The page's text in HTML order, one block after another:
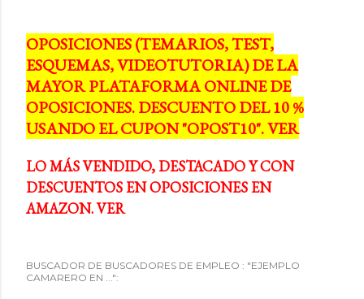
OPOSICIONES (TEMARIOS, TEST,
ESQUEMAS, VIDEOTUTORIA) DE LA
MAYOR PLATAFORMA ONLINE DE
OPOSICIONES. DESCUENTO DEL 10 %
USANDO EL CUPON "OPOST10". VER
LO MÁS VENDIDO, DESTACADO Y CON
DESCUENTOS EN OPOSICIONES EN
AMAZON. VER
BUSCADOR DE BUSCADORES DE EMPLEO : "EJEMPLO
CAMARERO EN ...":